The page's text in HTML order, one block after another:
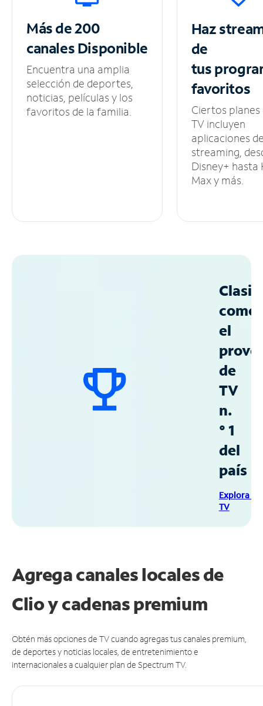
Más de 200
canalesDisponible
Encuentra una amplia
selección de deportes,
noticias, películas y los
favoritos de la familia.
Haz
de
tus
favoritos
Ciertos planes
TV incluyen
aplicaciones
streaming,
Disney+ hasta
Max y más.
como
el
de
TV
n.
° 1
del
país
Explora
TV
Agrega canales locales de
Clio y cadenas premium
Obtén más opciones de TV cuando agregas tus canales premium,
de deportes y noticias locales, de entretenimiento e
internacionales a cualquier plan de Spectrum TV.